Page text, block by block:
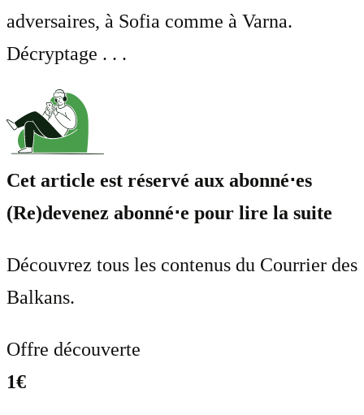
adversaires, à Sofia comme à Varna.
Décryptage . . .
Cet article est réservé aux abonné⋅es
(Re)devenez abonné⋅e pour lire la suite
Découvrez tous les contenus du Courrier des
Balkans.
Offre découverte
1€